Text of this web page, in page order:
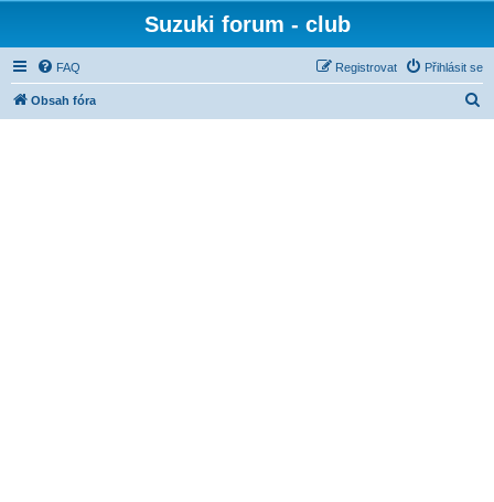
Suzuki forum - club
FAQ Přihlásit se
Registrovat
Obsah fóra